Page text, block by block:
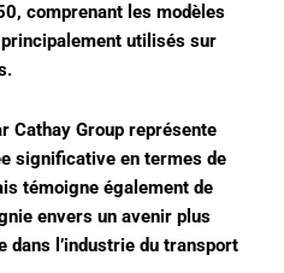
comprenant les modèles
utilisés sur
Cathay Group représente
significative en termes de
témoigne également de
envers un avenir plus
dans l’industrie du transport